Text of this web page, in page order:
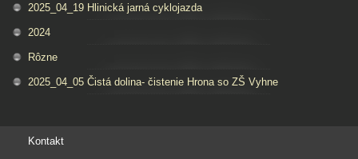
2025_04_19 Hlinická jarná cyklojazda
2024
Rôzne
2025_04_05 Čistá dolina- čistenie Hrona so ZŠ Vyhne
Kontakt